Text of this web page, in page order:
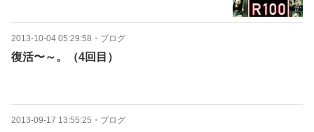
2013-10-04 05:29:58 ・ ブログ
復活〜～。（4回目）
2013-09-17 13:55:25 ・ ブログ